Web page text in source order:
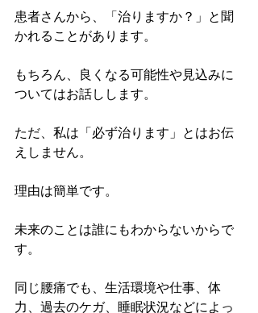
患者さんから、「治りますか？」と聞
かれることがあります。
もちろん、良くなる可能性や見込みに
ついてはお話しします。
ただ、私は「必ず治ります」とはお伝
えしません。
理由は簡単です。
未来のことは誰にもわからないからで
す。
同じ腰痛でも、生活環境や仕事、体
力、過去のケガ、睡眠状況などによっ